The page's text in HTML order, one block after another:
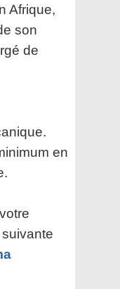
Afrique,
son
de
en